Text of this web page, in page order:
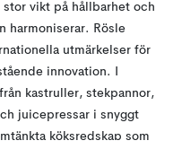
vikt på hållbarhet och
harmoniserar. Rösle
utmärkelser för
innovation. I
kastruller, stekpannor,
juicepressar i snyggt
köksredskap som